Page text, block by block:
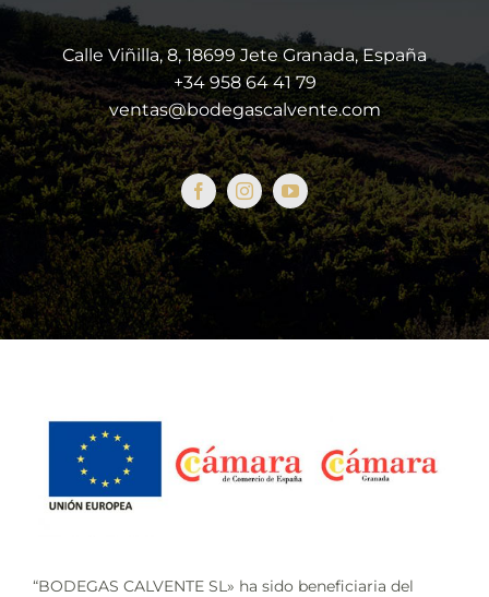
Calle Viñilla, 8, 18699 Jete Granada, España
+34 958 64 41 79
ventas@bodegascalvente.com
“BODEGAS CALVENTE SL» ha sido beneficiaria del